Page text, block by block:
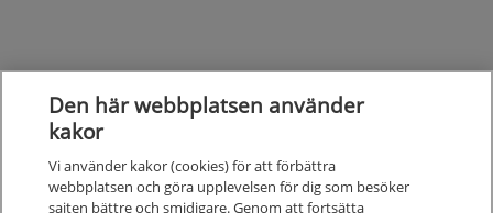
Den här webbplatsen använder
kakor
Vi använder kakor (cookies) för att förbättra
webbplatsen och göra upplevelsen för dig som besöker
sajten bättre och smidigare. Genom att fortsätta